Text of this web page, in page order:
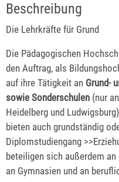
Beschreibung
Die Lehrkräfte für Grund
Die Pädagogischen
den Auftrag, als
auf ihre Tätigkeit an Grund-
sowie Sonderschulen (nur
Heidelberg und
bieten auch grundständig
Diplomstudiengang
beteiligen sich außerdem
an Gymnasien und an